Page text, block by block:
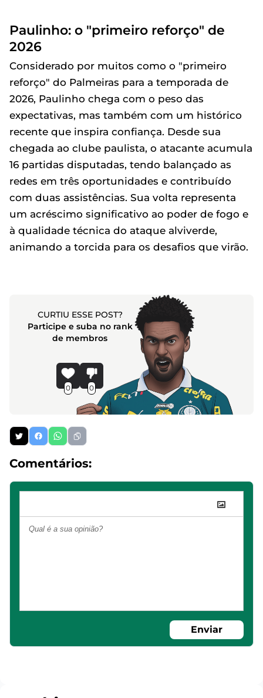
Paulinho: o "primeiro reforço" de
2026
Considerado por muitos como o "primeiro
reforço" do Palmeiras para a temporada de
2026, Paulinho chega com o peso das
expectativas, mas também com um histórico
recente que inspira confiança. Desde sua
chegada ao clube paulista, o atacante acumula
16 partidas disputadas, tendo balançado as
redes em três oportunidades e contribuído
com duas assistências. Sua volta representa
um acréscimo significativo ao poder de fogo e
à qualidade técnica do ataque alviverde,
animando a torcida para os desafios que virão.
CURTIU ESSE POST?
Participe e suba no rank
de membros
0 0
Comentários:
Enviar